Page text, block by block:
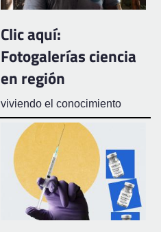
Clic aquí:
Fotogalerías ciencia
en región
viviendo el conocimiento